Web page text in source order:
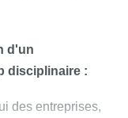
d'un
disciplinaire :
des entreprises,